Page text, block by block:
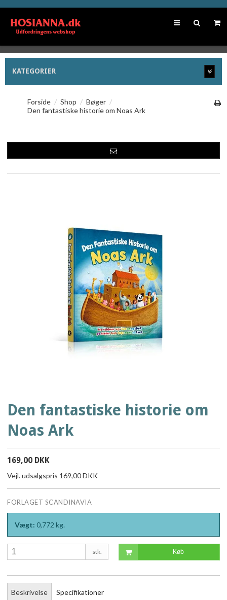
KATEGORIER
Forside / Shop / Bøger /
Den fantastiske historie om Noas Ark
Den fantastiske historie om
Noas Ark
169,00 DKK
Vejl. udsalgspris 169,00 DKK
FORLAGET SCANDINAVIA
Vægt: 0,772 kg.
stk. Køb
Beskrivelse Specifikationer